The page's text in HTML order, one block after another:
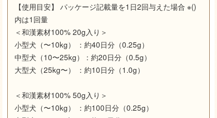
【使用目安】 パッケージ記載量を1日2回与えた場合 ※()
内は1回量
＜和漢素材100% 20g入り＞
小型犬（〜10kg） ：約40日分（0.25g）
中型犬（10〜25kg）：約20日分（0.5g）
大型犬（25kg〜） ：約10日分（1.0g）
＜和漢素材100% 50g入り＞
小型犬（〜10kg） ：約100日分（0.25g）